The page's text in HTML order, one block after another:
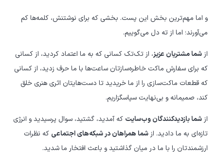
و اما مهم‌ترین بخش این پست. بخشی که برای نوشتنش، کلمه‌ها کم
می‌آورند؛ اما از ته دل می‌گوییم.
از شما مشتریان عزیز، از تک‌تک کسانی که به ما اعتماد کردید، از کسانی
که برای سفارش ماکت خاطره‌سازتان ساعت‌ها با ما حرف زدید، از کسانی
که قطعات ماکت‌سازی را از ما خریدید تا دست‌هایتان اثری هنری خلق
کند، صمیمانه و بی‌نهایت سپاسگزاریم.
از شما بازدیدکنندگان وب‌سایت که آمدید، گشتید، سوال پرسیدید و انرژی
تازه‌ای به ما دادید. از شما همراهان در شبکه‌های اجتماعی که نظرات
ارزشمندتان را با ما در میان گذاشتید و باعث افتخار ما شدید.